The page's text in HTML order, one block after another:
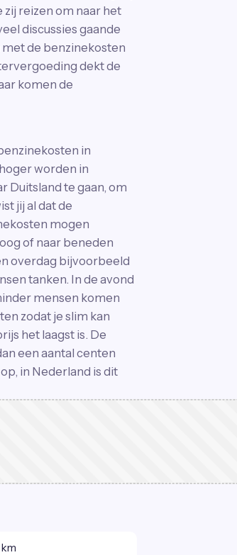
reizen om naar het
discussies gaande
de benzinekosten
dekt de
komen de
in
worden in
Duitsland te gaan, om
jij al dat de
mogen
of naar beneden
overdag bijvoorbeeld
tanken. In de avond
mensen komen
zodat je slim kan
het laagst is. De
een aantal centen
in Nederland is dit